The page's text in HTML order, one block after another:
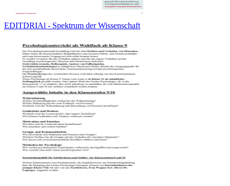
EDITDRIAl - Spektrum der Wissenschaft